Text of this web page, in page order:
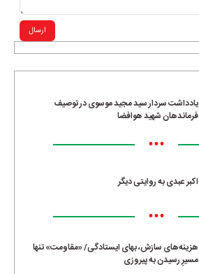
یادداشت سردار سید مجید موسوی در توصیف
فرماندهان شهید هوافضا
•••
اکبر عبدی به روایتی دیگر
•••
هزینه‌های سازش، بهای ایستادگی/ «مقاومت» تنها
مسیرِ رسیدن به پیروزی
ارسال